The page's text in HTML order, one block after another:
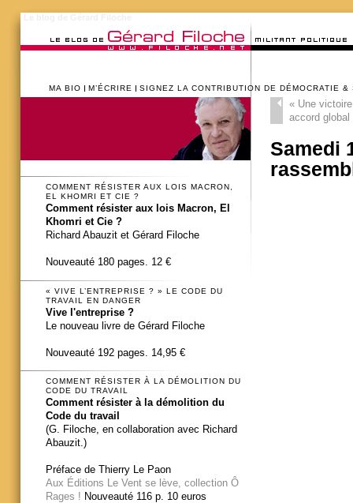
MA BIO M’ÉCRIRE SIGNEZ LA CONTRIBUTION DE DÉMOCRATIE &
«Une victoire
accord global
Samedi
COMMENT RÉSISTER AUX LOIS MACRON,
EL KHOMRI ET CIE ?
Comment résister aux lois Macron, El
Khomri et Cie ?
Richard Abauzit et Gérard Filoche
Nouveauté 180 pages. 12 €
« VIVE L’ENTREPRISE ? » LE CODE DU
TRAVAIL EN DANGER
Vive l'entreprise ?
Le nouveau livre de Gérard Filoche
Nouveauté 192 pages. 14,95 €
COMMENT RÉSISTER À LA DÉMOLITION DU
CODE DU TRAVAIL
Comment résister à la démolition du
Code du travail
(G. Filoche, en collaboration avec Richard
Abauzit.)
Préface de Thierry Le Paon
Aux Éditions Le Vent se lève, collection Ô
Rages ! Nouveauté 116 p. 10 euros